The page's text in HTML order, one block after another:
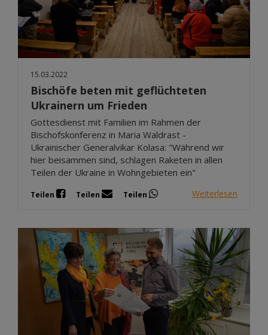
15.03.2022
Bischöfe beten mit geflüchteten
Ukrainern um Frieden
Gottesdienst mit Familien im Rahmen der
Bischofskonferenz in Maria Waldrast -
Ukrainischer Generalvikar Kolasa: "Während wir
hier beisammen sind, schlagen Raketen in allen
Teilen der Ukraine in Wohngebieten ein"
Teilen Teilen Teilen Weiterlesen